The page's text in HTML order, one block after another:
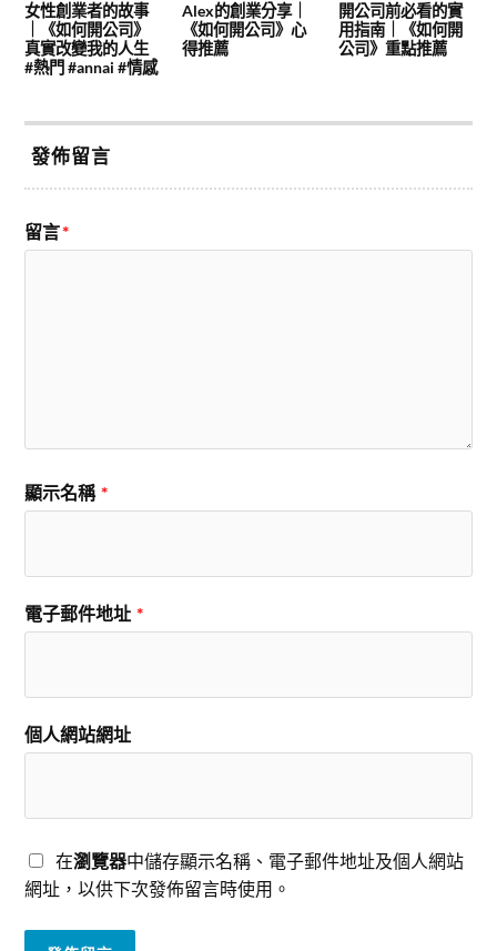
女性創業者的故事
｜《如何開公司》
真實改變我的人生
#熱門 #annai #情感
Alex的創業分享｜
《如何開公司》心
得推薦
開公司前必看的實
用指南｜《如何開
公司》重點推薦
發佈留言
留言*
顯示名稱 *
電子郵件地址 *
個人網站網址
在瀏覽器中儲存顯示名稱、電子郵件地址及個人網站
網址，以供下次發佈留言時使用。